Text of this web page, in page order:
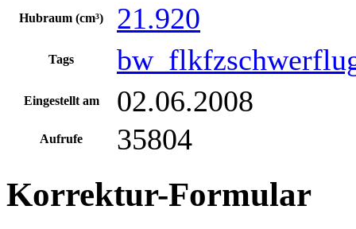
Hubraum (cm³) 21.920
Tags
Eingestellt am 02.06.2008
Aufrufe 35804
Korrektur-Formular